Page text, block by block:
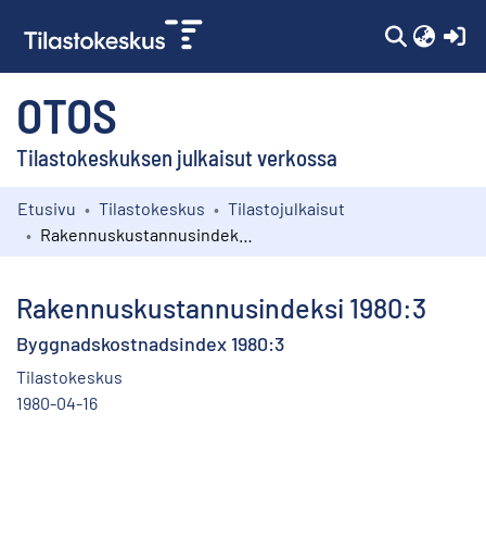
OTOS
Tilastokeskuksen julkaisut verkossa
Kokoelmat
Etusivu Tilastokeskus
Tilastojulkaisut
Rakennuskustannusindeksi 1980:3
Byggnadskostnadsindex 1980:3
Tilastokeskus
1980-04-16